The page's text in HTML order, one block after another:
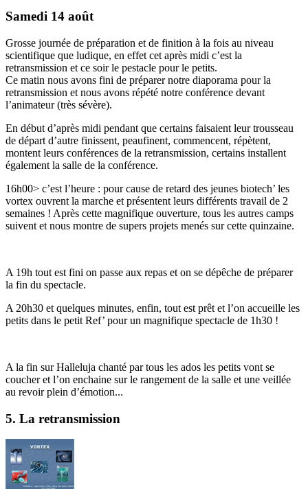
Samedi 14 août
Grosse journée de préparation et de finition à la fois au niveau
scientifique que ludique, en effet cet après midi c’est la
retransmission et ce soir le pestacle pour le petits.
Ce matin nous avons fini de préparer notre diaporama pour la
retransmission et nous avons répété notre conférence devant
l’animateur (très sévère).
En début d’après midi pendant que certains faisaient leur trousseau
de départ d’autre finissent, peaufinent, commencent, répètent,
montent leurs conférences de la retransmission, certains installent
également la salle de la conférence.
16h00> c’est l’heure : pour cause de retard des jeunes biotech’ les
vortex ouvrent la marche et présentent leurs différents travail de 2
semaines ! Après cette magnifique ouverture, tous les autres camps
suivent et nous montre de supers projets menés sur cette quinzaine.
A 19h tout est fini on passe aux repas et on se dépêche de préparer
la fin du spectacle.
A 20h30 et quelques minutes, enfin, tout est prêt et l’on accueille les
petits dans le petit Ref’ pour un magnifique spectacle de 1h30 !
A la fin sur Halleluja chanté par tous les ados les petits vont se
coucher et l’on enchaine sur le rangement de la salle et une veillée
au revoir plein d’émotion...
5. La retransmission